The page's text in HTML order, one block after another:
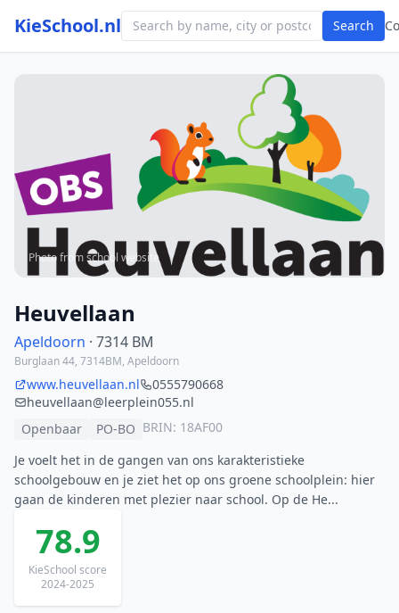
KieSchool.nl Search
Photo from school website
Heuvellaan
Apeldoorn · 7314 BM
Burglaan 44, 7314BM, Apeldoorn
www.heuvellaan.nl
0555790668
heuvellaan@leerplein055.nl
Openbaar
PO-BO BRIN: 18AF00
Je voelt het in de gangen van ons karakteristieke
schoolgebouw en je ziet het op ons groene schoolplein: hier
gaan de kinderen met plezier naar school. Op de He...
78.9
KieSchool score
2024-2025